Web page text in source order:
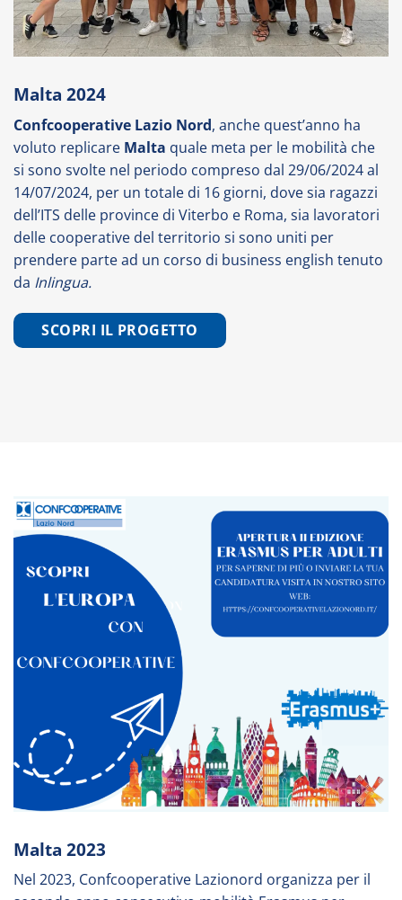
Malta 2024
Confcooperative Lazio Nord, anche quest’anno ha
voluto replicare Malta quale meta per le mobilità che
si sono svolte nel periodo compreso dal 29/06/2024 al
14/07/2024, per un totale di 16 giorni, dove sia ragazzi
dell’ITS delle province di Viterbo e Roma, sia lavoratori
delle cooperative del territorio si sono uniti per
prendere parte ad un corso di business english tenuto
da Inlingua.
SCOPRI IL PROGETTO
Malta 2023
Nel 2023, Confcooperative Lazionord organizza per il